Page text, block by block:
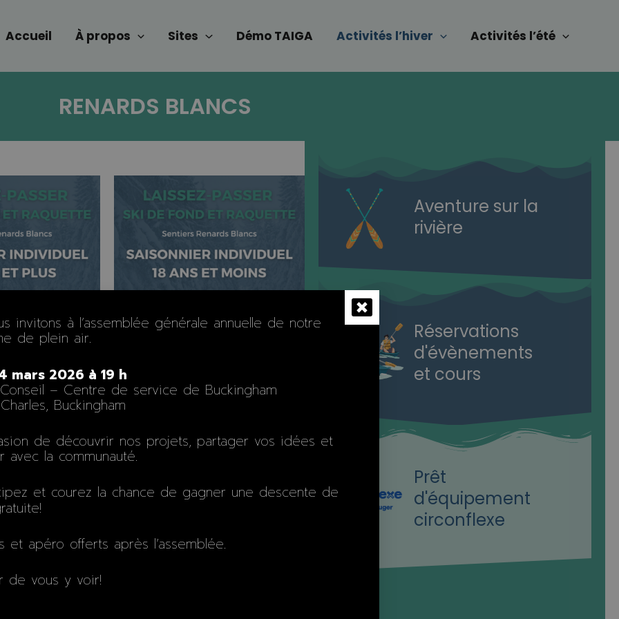
Accueil À propos Sites Démo TAIGA Activités l’hiver Activités l’été
RENARDS BLANCS
DE STOCK
–
Renards Blancs
Laissez-passer
saisonnier individuel
(18 ans et moins) –
2026
Aventure sur la
rivière
Réservations
d'évènements
et cours
Prêt
d'équipement
circonflexe
invitons à l’assemblée générale annuelle de notre
de plein air.
mars 2026 à 19 h
– Centre de service de Buckingham
Buckingham
de découvrir nos projets, partager vos idées et
avec la communauté.
et courez la chance de gagner une descente de
et apéro offerts après l’assemblée.
de vous y voir!